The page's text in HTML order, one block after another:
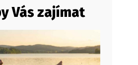
Vás zajímat